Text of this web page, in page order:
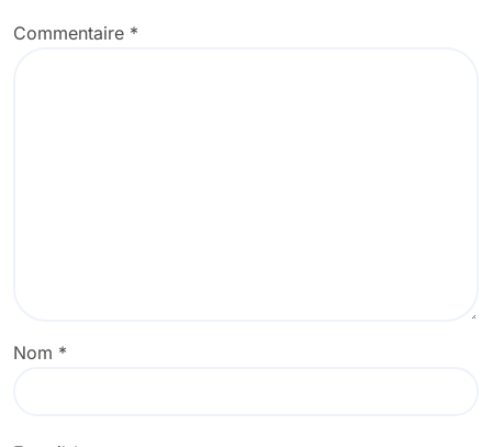
Commentaire *
Nom *